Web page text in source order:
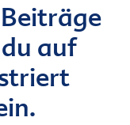
auf